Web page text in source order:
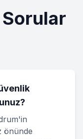
Sorular
önünde